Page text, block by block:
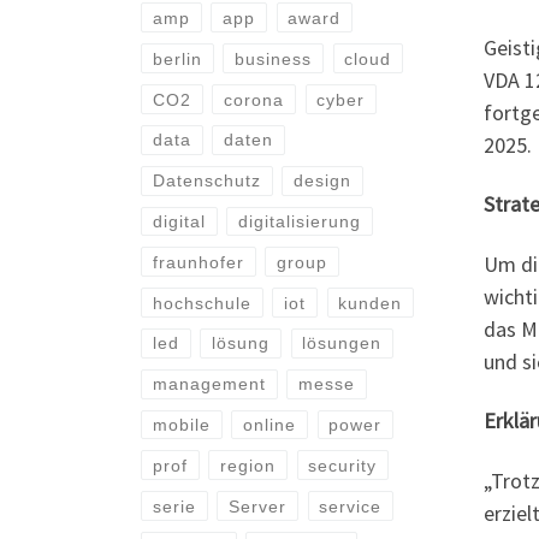
VDA
2025.
Um
das
und
amp app award
berlin business cloud
CO2 corona cyber
data daten
Datenschutz design
digital digitalisierung
fraunhofer group
hochschule iot kunden
led lösung lösungen
management messe
mobile online power
prof region security
serie Server service